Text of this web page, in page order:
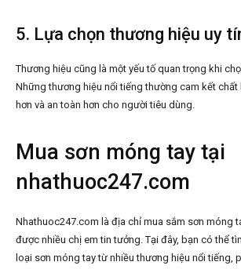
5. Lựa chọn thương hiệu uy
Thương hiệu cũng là một yếu tố quan trọng khi
Những thương hiệu nổi tiếng thường cam kết
hơn và an toàn hơn cho người tiêu dùng.
Mua sơn móng tay tại
nhathuoc247.com
Nhathuoc247.com là địa chỉ mua sắm sơn móng
được nhiều chị em tin tưởng. Tại đây, bạn có thể
loại sơn móng tay từ nhiều thương hiệu nổi tiếng,